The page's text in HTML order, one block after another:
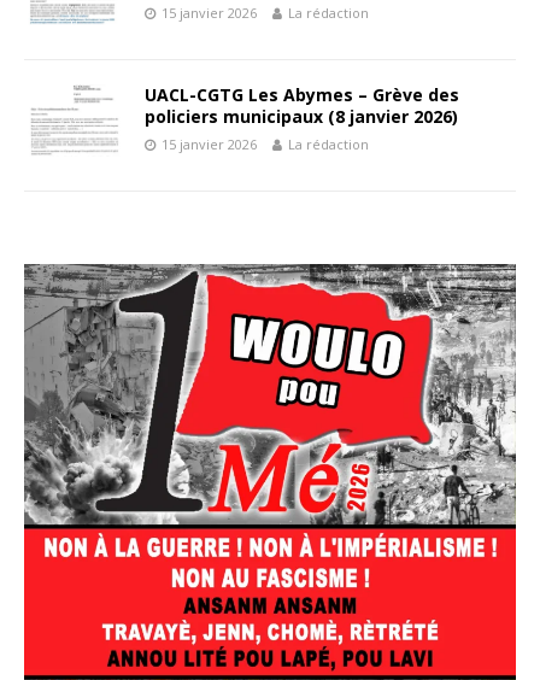
15 janvier 2026 La rédaction
UACL-CGTG Les Abymes – Grève des
policiers municipaux (8 janvier 2026)
15 janvier 2026 La rédaction